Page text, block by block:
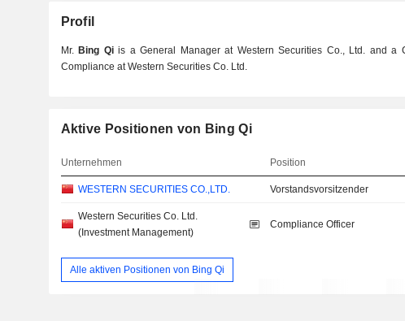
Profil
Mr. Bing Qiis a General Manager at Western Securities Co., Ltd. and a
Compliance at Western Securities Co. Ltd.
Aktive Positionen von Bing Qi
Unternehmen Position
WESTERN SECURITIES CO.,LTD. Vorstandsvorsitzender
Western Securities Co. Ltd.
(Investment Management)
Compliance Officer
Alle aktiven Positionen von Bing Qi